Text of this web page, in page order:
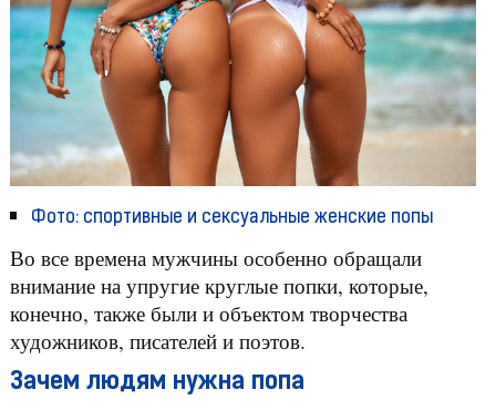
Фото: спортивные и сексуальные женские попы
Во все времена мужчины особенно обращали
внимание на упругие круглые попки, которые,
конечно, также были и объектом творчества
художников, писателей и поэтов.
Зачем людям нужна попа